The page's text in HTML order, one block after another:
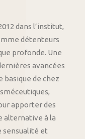
dans l’institut,
détenteurs
profonde. Une
avancées
basique de chez
apporter des
alternative à la
sensualité et